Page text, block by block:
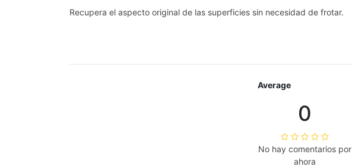
Recupera el aspecto original de las superficies sin necesidad de frotar.
Average
0
No hay comentarios por
ahora